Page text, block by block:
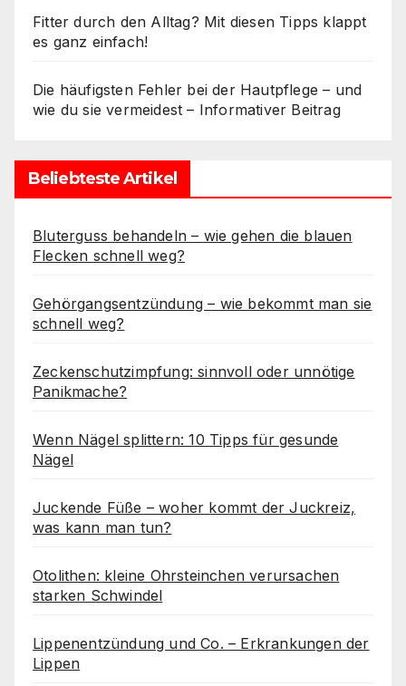
Fitter durch den Alltag? Mit diesen Tipps klappt
es ganz einfach!
Die häufigsten Fehler bei der Hautpflege – und
wie du sie vermeidest – Informativer Beitrag
Beliebteste Artikel
Bluterguss behandeln – wie gehen die blauen
Flecken schnell weg?
Gehörgangsentzündung – wie bekommt man sie
schnell weg?
Zeckenschutzimpfung: sinnvoll oder unnötige
Panikmache?
Wenn Nägel splittern: 10 Tipps für gesunde
Nägel
Juckende Füße – woher kommt der Juckreiz,
was kann man tun?
Otolithen: kleine Ohrsteinchen verursachen
starken Schwindel
Lippenentzündung und Co. – Erkrankungen der
Lippen